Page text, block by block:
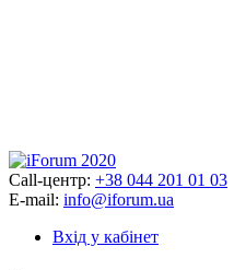
Call-центр: +38 044 201 01 03
E-mail: info@iforum.ua
Вхід у кабінет